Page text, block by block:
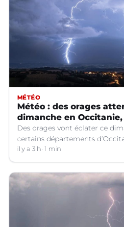
MÉTÉO
Météo : des orages
dimanche en
Des orages vont éclater ce
certains départements
il y a 3 h 1 min